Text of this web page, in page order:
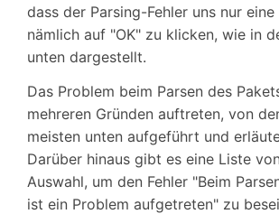
dass der Parsing-Fehler uns nur
nämlich auf "OK" zu klicken, wie in
unten dargestellt.
Das Problem beim Parsen des
mehreren Gründen auftreten, von
meisten unten aufgeführt und
Darüber hinaus gibt es eine Liste
Auswahl, um den Fehler "Beim
ist ein Problem aufgetreten" zu